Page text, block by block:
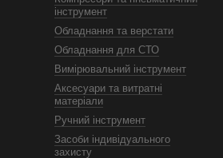
інструмент
Обладнання та верстати
Обладнання для СТО
Вимірювальний інструмент
Аксесуари та витратні
матеріали
Ручний інструмент
Засоби індивідуального
захисту